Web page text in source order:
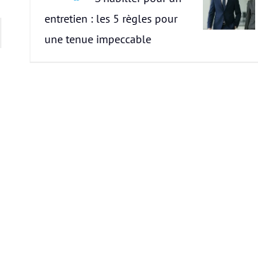
entretien : les 5 règles pour
une tenue impeccable